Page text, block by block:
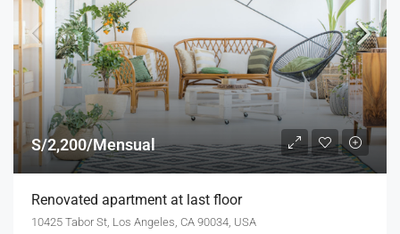
S/2,200/Mensual
Renovated apartment at last floor
10425 Tabor St, Los Angeles, CA 90034, USA